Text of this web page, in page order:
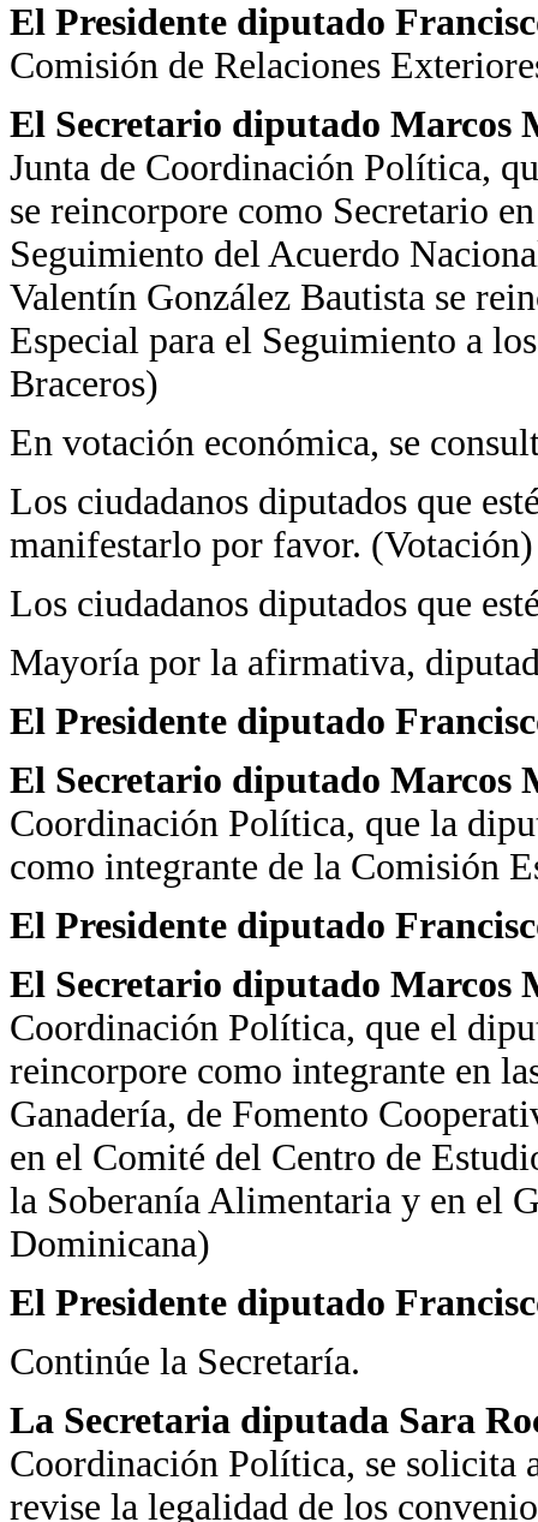
El Presidente diputado
Comisión de Relaciones
El Secretario diputado Marcos
Junta de Coordinación Política,
se reincorpore como Secretario
Seguimiento del Acuerdo
Valentín González Bautista se
Especial para el Seguimiento a
Braceros)
En votación económica, se
Los ciudadanos diputados que
manifestarlo por favor. (Votación)
Los ciudadanos diputados que
Mayoría por la afirmativa,
El Presidente diputado
El Secretario diputado Marcos
Coordinación Política, que la
como integrante de la Comisión
El Presidente diputado
El Secretario diputado Marcos
Coordinación Política, que el
reincorpore como integrante en
Ganadería, de Fomento
en el Comité del Centro de
la Soberanía Alimentaria y en el
Dominicana)
El Presidente diputado
Continúe la Secretaría.
La Secretaria diputada Sara
Coordinación Política, se solicita
revise la legalidad de los